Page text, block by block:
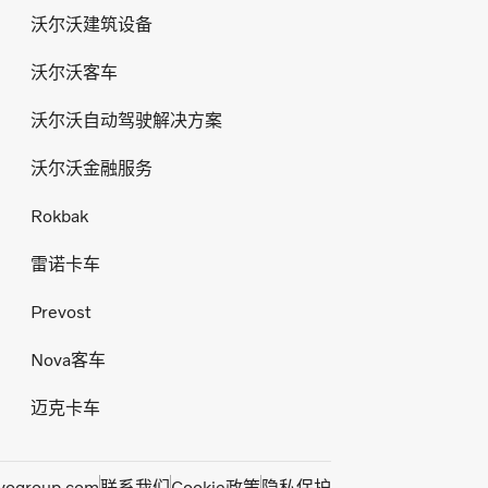
沃尔沃建筑设备
沃尔沃客车
沃尔沃自动驾驶解决方案
沃尔沃金融服务
Rokbak
雷诺卡车
Prevost
Nova客车
迈克卡车